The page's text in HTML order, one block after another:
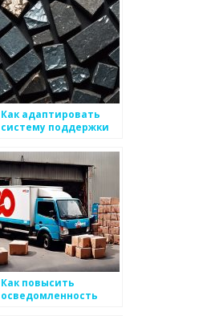
Как адаптировать
систему поддержки
работающих в
области
металлоизделий
Как повысить
осведомленность